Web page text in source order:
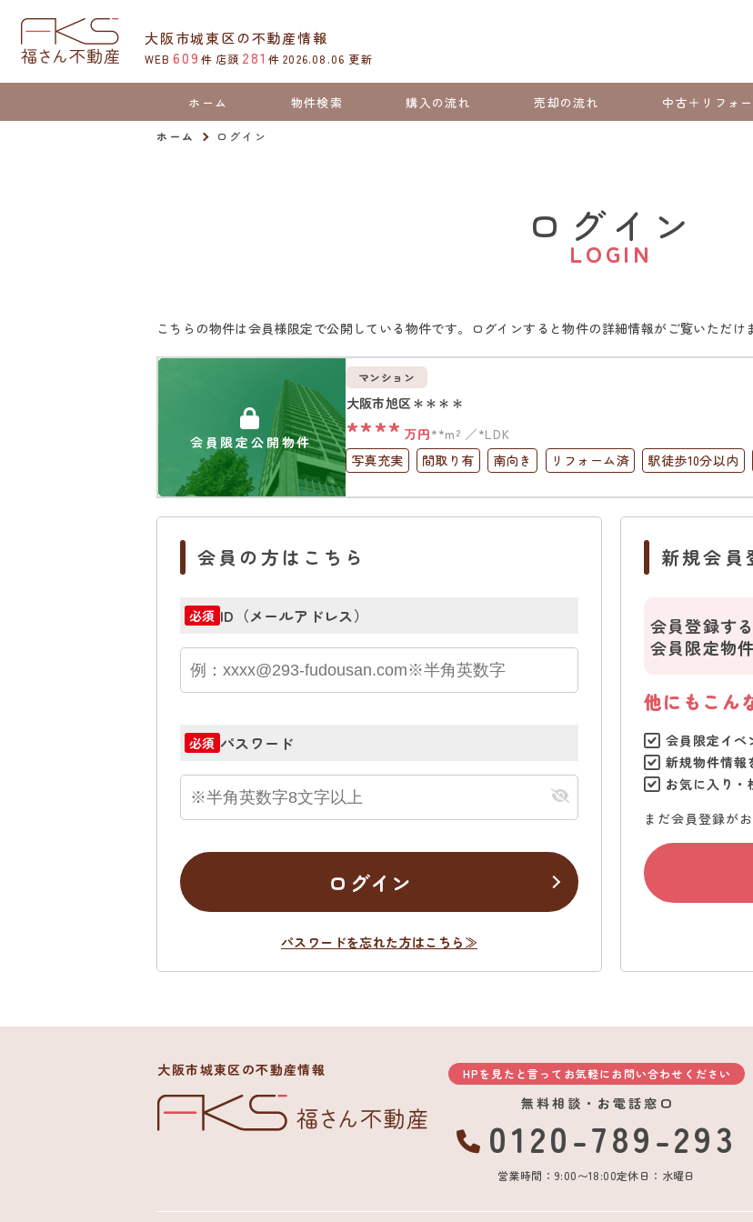
大阪市城東区の不動産情報
WEB 609 件 店頭 281 件 2026.08.06 更新
ホーム 物件検索 購入の流れ 売却の流れ 中古＋リフォ
ホーム ログイン
ログイン
LOGIN
こちらの物件は会員様限定で公開している物件です。ログインすると物件の詳細情報がご覧いただけ
会員限定公開物件
マンション
大阪市旭区＊＊＊＊
**** 万円**m²
*LDK
写真充実
間取り有 南向き リフォーム済 駅徒歩10分以内
南面バルコニー
オートロック 上下水道完備
会員の方はこちら
必須 ID（メールアドレス）
必須 パスワード
ログイン
パスワードを忘れた方はこちら≫
新規会員
会員登録す
会員限定物
他にもこん
会員限定イベ
新規物件情報
お気に入り・
まだ会員登録が
大阪市城東区の不動産情報 HPを見たと言ってお気軽にお問い合わせください
無料相談・お電話窓口
0120-789-293
営業時間：9:00〜18:00定休日：水曜日